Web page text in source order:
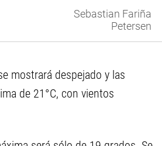
Sebastian Fariña
Petersen
mostrará despejado y las
de 21°C, con vientos